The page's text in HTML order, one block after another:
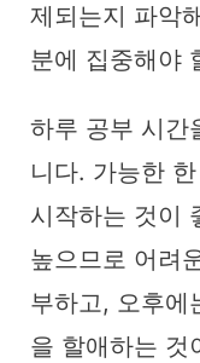
제되는지 파악
분에 집중해야
하루 공부 시간
니다. 가능한
시작하는 것이
높으므로 어려
부하고, 오후에
을 할애하는 것